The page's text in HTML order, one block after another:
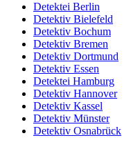
Detektei Berlin
Detektiv Bielefeld
Detektiv Bochum
Detektiv Bremen
Detektiv Dortmund
Detektiv Essen
Detektei Hamburg
Detektiv Hannover
Detektiv Kassel
Detektiv Münster
Detektiv Osnabrück